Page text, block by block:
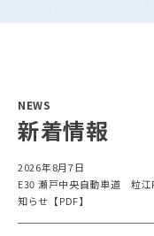
NEWS
新着情報
2026年8月7日
E30 瀬戸中央自動車道 粒江
知らせ【PDF】